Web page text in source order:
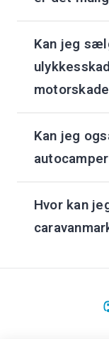
Kan jeg
Kan jeg
Hvor kan